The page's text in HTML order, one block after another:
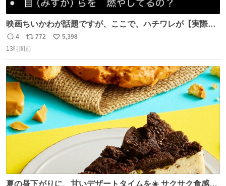
映画ちいかわが話題ですが、ここで、ハチワレが【実際
に】作品内で言ったありえないセリフを見てみましょう
（未アニメ化部分ふくむ）
返
信
4
リ
ポ
ト
数
772
い
数
5,398
13時間前
夏の昼下がりに、甘いデザートタイムを☀️ サクサク食感が